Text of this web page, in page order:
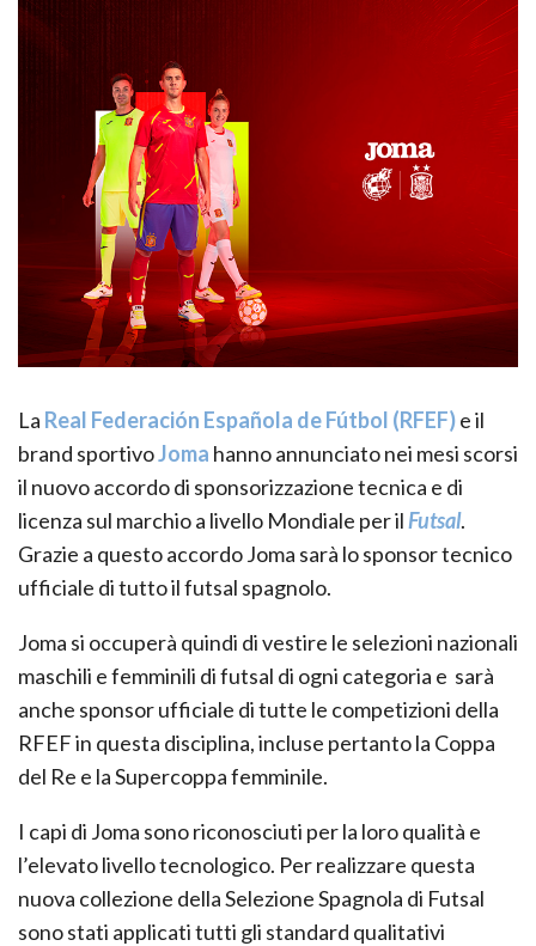
La Real Federación Española de Fútbol (RFEF)e il
brand sportivoJoma hanno annunciato nei mesi scorsi
il nuovo accordo di sponsorizzazione tecnica e di
licenza sul marchio a livello Mondiale per ilFutsal.
Grazie a questo accordo Joma sarà lo sponsor tecnico
ufficiale di tutto il futsal spagnolo.
Joma si occuperà quindi di vestire le selezioni nazionali
maschili e femminili di futsal di ogni categoria e sarà
anche sponsor ufficiale di tutte le competizioni della
RFEF in questa disciplina, incluse pertanto la Coppa
del Re e la Supercoppa femminile.
I capi di Joma sono riconosciuti per la loro qualità e
l’elevato livello tecnologico. Per realizzare questa
nuova collezione della Selezione Spagnola di Futsal
sono stati applicati tutti gli standard qualitativi